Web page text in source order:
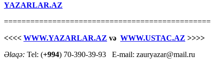
YAZARLAR.AZ
===============================================
<<<< WWW.YAZARLAR.AZ və WWW.USTAC.AZ >>>>
Əlaqə: Tel: (+994) 70-390-39-93 E-mail: zauryazar@mail.ru